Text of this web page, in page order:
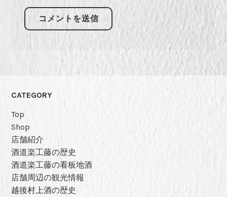
CATEGORY
Top
Shop
店舗紹介
酒道楽工藤の歴史
酒道楽工藤の看板地酒
店舗周辺の観光情報
越後村上酒の歴史